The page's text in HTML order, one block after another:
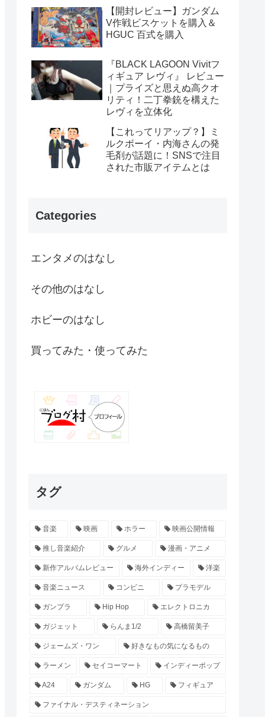
【開封レビュー】ガンダム
V作戦ビスケットを購入＆
HGUC 百式を購入
『BLACK LAGOON Vivitフ
ィギュア レヴィ』 レビュー
｜プライズと思えぬ高クオ
リティ！二丁拳銃を構えた
レヴィを立体化
【これってリアップ？】ミ
ルクボーイ・内海さんの発
毛剤が話題に！SNSで注目
された市販アイテムとは
Categories
エンタメのはなし
その他のはなし
ホビーのはなし
買ってみた・使ってみた
タグ
音楽 映画 ホラー 映画公開情報
推し音楽紹介 グルメ 漫画・アニメ
新作アルバムレビュー 海外インディー 洋楽
音楽ニュース コンビニ プラモデル
ガンプラ Hip Hop エレクトロニカ
ガジェット らんま1/2 高橋留美子
ジェームズ・ワン 好きなもの気になるもの
ラーメン セイコーマート インディーポップ
A24 ガンダム HG フィギュア
ファイナル・デスティネーション